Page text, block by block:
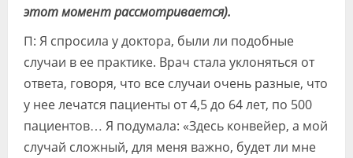
этот момент рассмотривается).
П: Я спросила у доктора, были ли подобные
случаи в ее практике. Врач стала уклоняться от
ответа, говоря, что все случаи очень разные, что
у нее лечатся пациенты от 4,5 до 64 лет, по 500
пациентов… Я подумала: «Здесь конвейер, а мой
случай сложный, для меня важно, будет ли мне